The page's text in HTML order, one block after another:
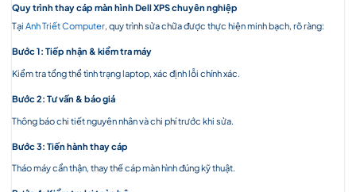
Quy trình thay cáp màn hình Dell XPS chuyên nghiệp
Tại Anh Triết Computer, quy trình sửa chữa được thực hiện minh bạch, rõ ràng:
Bước 1: Tiếp nhận & kiểm tra máy
Kiểm tra tổng thể tình trạng laptop, xác định lỗi chính xác.
Bước 2: Tư vấn & báo giá
Thông báo chi tiết nguyên nhân và chi phí trước khi sửa.
Bước 3: Tiến hành thay cáp
Tháo máy cẩn thận, thay thế cáp màn hình đúng kỹ thuật.